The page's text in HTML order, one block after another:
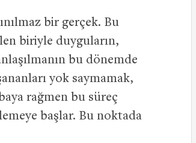
bir gerçek. Bu
biriyle duyguların,
bu dönemde
yok saymamak,
rağmen bu süreç
başlar. Bu noktada